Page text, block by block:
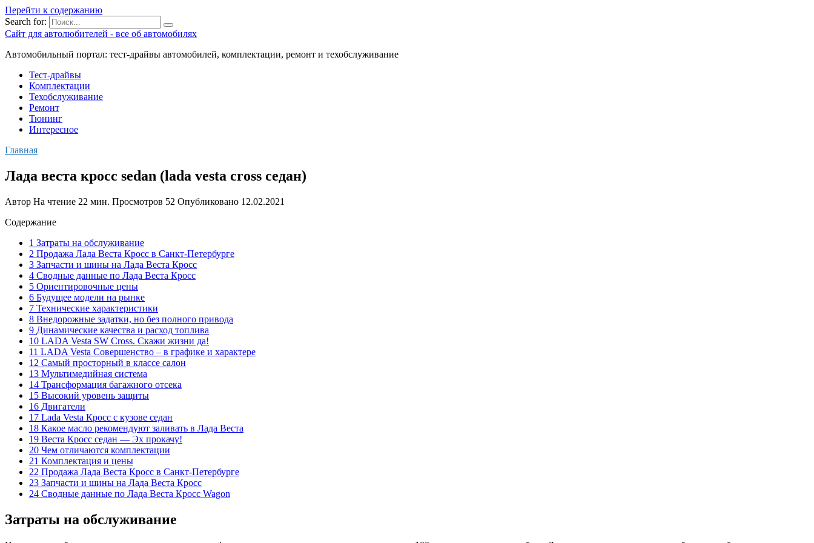
Перейти к содержанию
Search for:
Сайт для автолюбителей - все об автомобилях
Автомобильный портал: тест-драйвы автомобилей, комплектации, ремонт и техобслуживание
Тест-драйвы
Комплектации
Техобслуживание
Ремонт
Тюнинг
Интересное
Главная
Лада веста кросс sedan (lada vesta cross седан)
Автор На чтение 22 мин. Просмотров 52 Опубликовано 12.02.2021
Содержание
1 Затраты на обслуживание
2 Продажа Лада Веста Кросс в Санкт-Петербурге
3 Запчасти и шины на Лада Веста Кросс
4 Сводные данные по Лада Веста Кросс
5 Ориентировочные цены
6 Будущее модели на рынке
7 Технические характеристики
8 Внедорожные задатки, но без полного привода
9 Динамические качества и расход топлива
10 LADA Vesta SW Сross. Скажи жизни да!
11 LADA Vesta Совершенство – в графике и характере
12 Самый просторный в классе салон
13 Мультимедийная система
14 Трансформация багажного отсека
15 Высокий уровень защиты
16 Двигатели
17 Lada Vesta Кросс с кузове седан
18 Какое масло рекомендуют заливать в Лада Веста
19 Веста Кросс седан — Эх прокачу!
20 Чем отличаются комплектации
21 Комплектация и цены
22 Продажа Лада Веста Кросс в Санкт-Петербурге
23 Запчасти и шины на Лада Веста Кросс
24 Сводные данные по Лада Веста Кросс Wagon
Затраты на обслуживание